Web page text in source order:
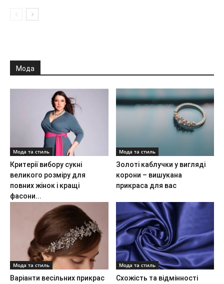
Мода
Мода та стиль
Критерії вибору сукні
великого розміру для
повних жінок і кращі
фасони...
Мода та стиль
Золоті каблучки у вигляді
корони – вишукана
прикраса для вас
Мода та стиль
Варіанти весільних прикрас
Мода та стиль
Схожість та відмінності